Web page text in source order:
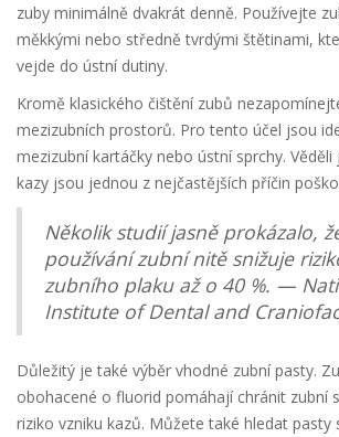
zuby minimálně dvakrát denně. Používejte
měkkými nebo středně tvrdými štětinami,
vejde do ústní dutiny.
Kromě klasického čištění zubů
mezizubních prostorů. Pro tento účel jsou
mezizubní kartáčky nebo ústní sprchy.
kazy jsou jednou z nejčastějších příčin
Několik studií jasně prokázalo,
používání zubní nitě snižuje
zubního plaku až o 40 %. —
Institute of Dental and
Důležitý je také výběr vhodné zubní pasty.
obohacené o fluorid pomáhají chránit zubní
riziko vzniku kazů. Můžete také hledat pasty